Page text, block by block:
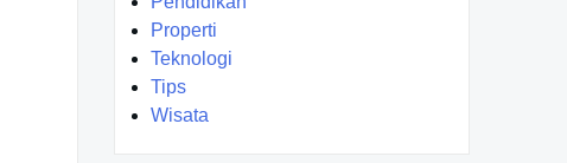
Properti
Teknologi
Tips
Wisata